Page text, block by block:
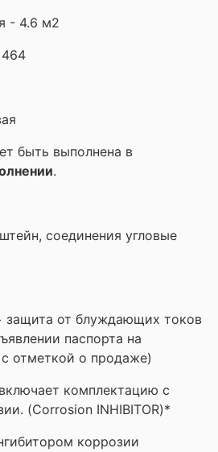
- 4.6 м2
464
быть выполнена в
.
соединения угловые
защита от блуждающих токов
паспорта на
отметкой о продаже)
комплектацию с
(Corrosion INHIBITOR)*
коррозии